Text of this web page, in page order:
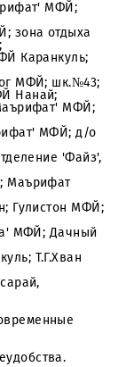
МФЙ;
Бурчмулло МФЙ;
МФЙ;
зона отдыха
МФЙ Каранкуль;
МФЙ;
МФЙ Нанай;
'Маърифат' МФЙ;
МФЙ; д/
отделение
Маърифат
Гулистон
МФЙ;
Т.Г.Хван